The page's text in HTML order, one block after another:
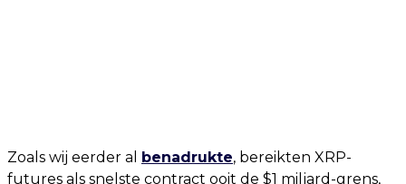
Zoals wij eerder al benadrukte, bereikten XRP-
futures als snelste contract ooit de $1 miljard-grens,